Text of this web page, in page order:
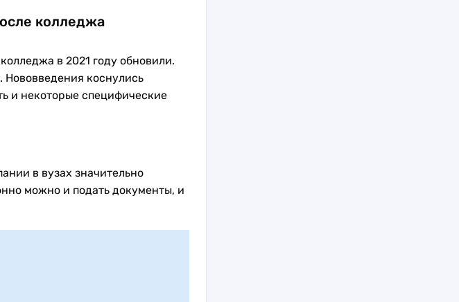
колледжа
в 2021 году обновили.
Нововведения коснулись
и некоторые специфические
в вузах значительно
можно и подать документы, и